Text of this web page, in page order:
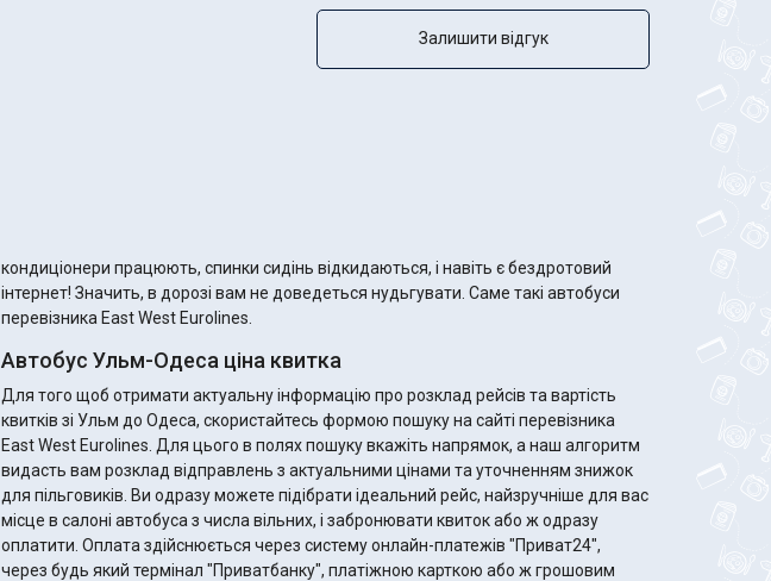
Залишити відгук
кондиціонери працюють, спинки сидінь відкидаються, і навіть є бездротовий
інтернет! Значить, в дорозі вам не доведеться нудьгувати. Саме такі автобуси
перевізника East West Eurolines.
Автобус Ульм-Одеса ціна квитка
Для того щоб отримати актуальну інформацію про розклад рейсів та вартість
квитків зі Ульм до Одеса, скористайтесь формою пошуку на сайті перевізника
East West Eurolines. Для цього в полях пошуку вкажіть напрямок, а наш алгоритм
видасть вам розклад відправлень з актуальними цінами та уточненням знижок
для пільговиків. Ви одразу можете підібрати ідеальний рейс, найзручніше для вас
місце в салоні автобуса з числа вільних, і забронювати квиток або ж одразу
оплатити. Оплата здійснюється через систему онлайн-платежів "Приват24",
через будь який термінал "Приватбанку", платіжною карткою або ж грошовим